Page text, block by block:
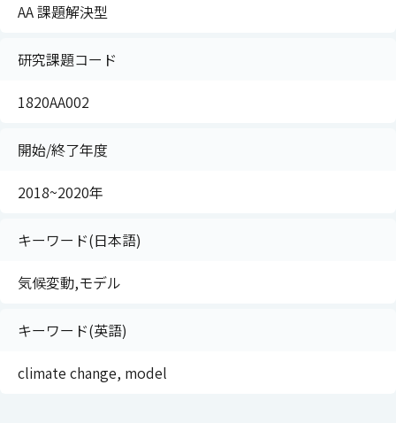
AA 課題解決型
研究課題コード
1820AA002
開始/終了年度
2018~2020年
キーワード(日本語)
気候変動,モデル
キーワード(英語)
climate change, model